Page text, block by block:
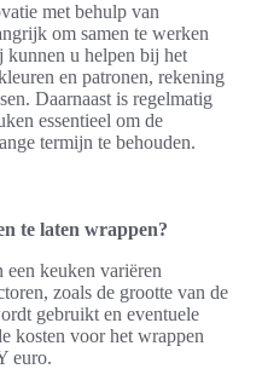
met behulp van
om samen te werken
kunnen u helpen bij het
en patronen, rekening
Daarnaast is regelmatig
essentieel om de
termijn te behouden.
te laten wrappen?
keuken variëren
zoals de grootte van de
gebruikt en eventuele
kosten voor het wrappen
euro.